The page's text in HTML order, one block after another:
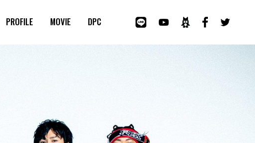
PROFILE MOVIE DPC